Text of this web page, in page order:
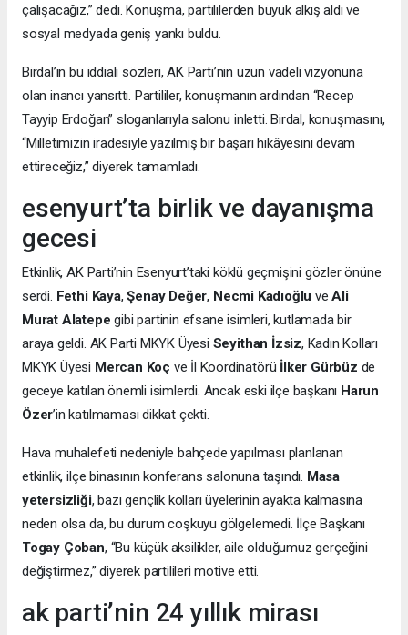
çalışacağız,” dedi. Konuşma, partililerden büyük alkış aldı ve
sosyal medyada geniş yankı buldu.
Birdal’ın bu iddialı sözleri, AK Parti’nin uzun vadeli vizyonuna
olan inancı yansıttı. Partililer, konuşmanın ardından “Recep
Tayyip Erdoğan” sloganlarıyla salonu inletti. Birdal, konuşmasını,
“Milletimizin iradesiyle yazılmış bir başarı hikâyesini devam
ettireceğiz,” diyerek tamamladı.
esenyurt’ta birlik ve dayanışma
gecesi
Etkinlik, AK Parti’nin Esenyurt’taki köklü geçmişini gözler önüne
serdi. Fethi Kaya,Şenay Değer, Necmi Kadıoğlu veAli
Murat Alatepe gibi partinin efsane isimleri, kutlamada bir
araya geldi. AK Parti MKYK Üyesi Seyithan İzsiz, Kadın Kolları
MKYK Üyesi Mercan Koç ve İl Koordinatörü İlker Gürbüz de
geceye katılan önemli isimlerdi. Ancak eski ilçe başkanı Harun
Özer’in katılmaması dikkat çekti.
Hava muhalefeti nedeniyle bahçede yapılması planlanan
etkinlik, ilçe binasının konferans salonuna taşındı. Masa
yetersizliği, bazı gençlik kolları üyelerinin ayakta kalmasına
neden olsa da, bu durum coşkuyu gölgelemedi. İlçe Başkanı
Togay Çoban, “Bu küçük aksilikler, aile olduğumuz gerçeğini
değiştirmez,” diyerek partilileri motive etti.
ak parti’nin 24 yıllık mirası